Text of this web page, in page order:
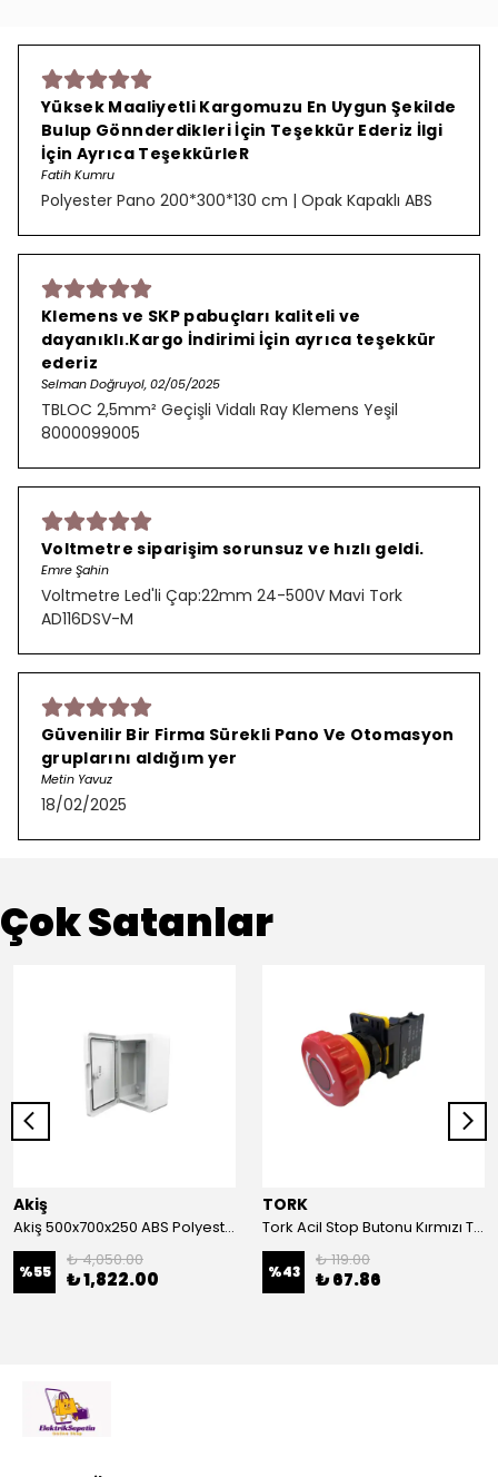
Yüksek Maaliyetli Kargomuzu En Uygun Şekilde
Bulup Gönnderdikleri İçin Teşekkür Ederiz İlgi
İçin Ayrıca TeşekkürleR
Fatih Kumru
Polyester Pano 200*300*130 cm | Opak Kapaklı ABS
Klemens ve SKP pabuçları kaliteli ve
dayanıklı.Kargo İndirimi İçin ayrıca teşekkür
ederiz
Selman Doğruyol, 02/05/2025
TBLOC 2,5mm² Geçişli Vidalı Ray Klemens Yeşil
8000099005
Voltmetre siparişim sorunsuz ve hızlı geldi.
Emre Şahin
Voltmetre Led'li Çap:22mm 24-500V Mavi Tork
AD116DSV-M
Güvenilir Bir Firma Sürekli Pano Ve Otomasyon
gruplarını aldığım yer
Metin Yavuz
18/02/2025
Çok Satanlar
Akiş
Akiş 500x700x250 ABS Polyester Pano | Duvar Pano | Plastik Elektrik Panosu
%55
₺ 4,050.00
₺ 1,822.00
TORK
Tork Acil Stop Butonu Kırmızı TRK-A3-01ZS Acil Durum Butonu | Kırmızı Mantar Tipi NC1
%43
₺ 119.00
₺ 67.86